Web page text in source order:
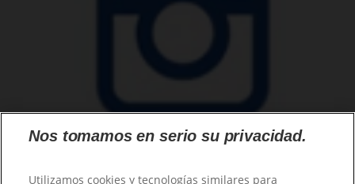
Nos tomamos en serio su privacidad.
Utilizamos cookies y tecnologías similares para